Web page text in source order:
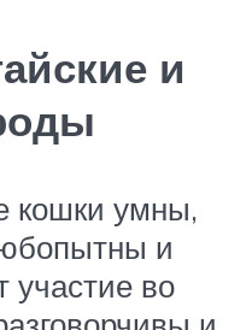
и
кошки умны,
и
во